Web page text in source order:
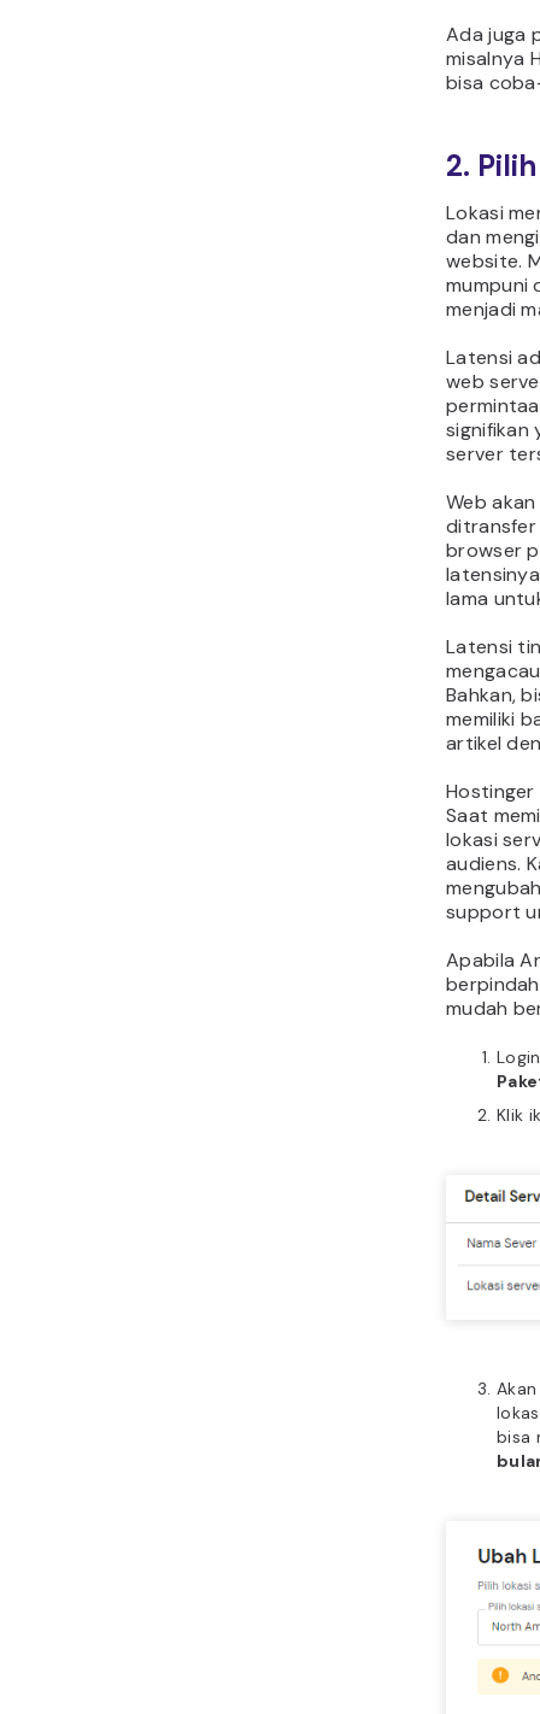
Ada juga
misalnya
bisa
2.
Lokasi
dan
website.
mumpuni
menjadi
Latensi
web
signifikan
server
Web
ditransfer
browser
lama
Latensi
Bahkan,
memiliki
artikel
Hostinger
Saat
lokasi
audiens.
support
Apabila
mudah
Klik
bisa